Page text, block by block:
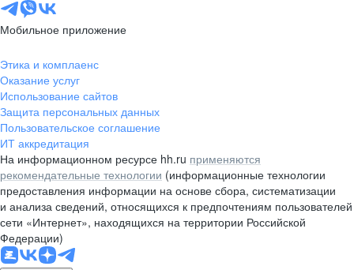
Мобильное приложение
Этика и комплаенс
Оказание услуг
Использование сайтов
Защита персональных данных
Пользовательское соглашение
ИТ аккредитация
На информационном ресурсе hh.ru применяются
рекомендательные технологии (информационные технологии
предоставления информации на основе сбора, систематизации
и анализа сведений, относящихся к предпочтениям пользователей
сети «Интернет», находящихся на территории Российской
Федерации)